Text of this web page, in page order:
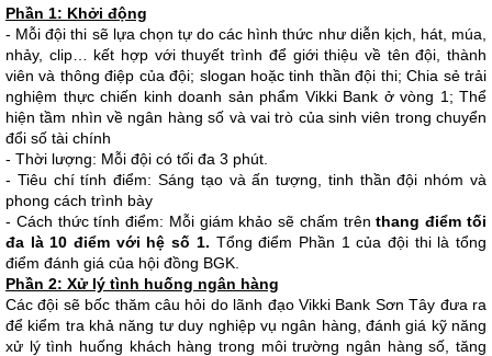
Phần 1: Khởi động
- Mỗi đội thi sẽ lựa chọn tự do các hình thức như diễn kịch, hát, múa,
nhảy, clip… kết hợp với thuyết trình để giới thiệu về tên đội, thành
viên và thông điệp của đội; slogan hoặc tinh thần đội thi; Chia sẻ trải
nghiệm thực chiến kinh doanh sản phẩm Vikki Bank ở vòng 1; Thể
hiện tầm nhìn về ngân hàng số và vai trò của sinh viên trong chuyển
đổi số tài chính
- Thời lượng: Mỗi đội có tối đa 3 phút.
- Tiêu chí tính điểm: Sáng tạo và ấn tượng, tinh thần đội nhóm và
phong cách trình bày
- Cách thức tính điểm: Mỗi giám khảo sẽ chấm trênthang điểm tối
đa là 10 điểm với hệ số 1. Tổng điểm Phần 1 của đội thi là tổng
điểm đánh giá của hội đồng BGK.
Phần 2: Xử lý tình huống ngân hàng
Các đội sẽ bốc thăm câu hỏi do lãnh đạo Vikki Bank Sơn Tây đưa ra
để kiểm tra khả năng tư duy nghiệp vụ ngân hàng, đánh giá kỹ năng
xử lý tình huống khách hàng trong môi trường ngân hàng số, tăng